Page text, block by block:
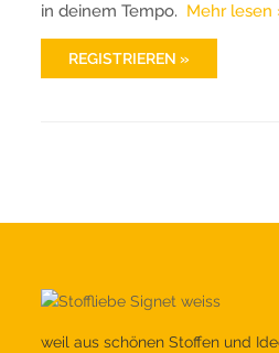
in deinem Tempo. Mehr lesen
REGISTRIEREN »
weil aus schönen Stoffen und